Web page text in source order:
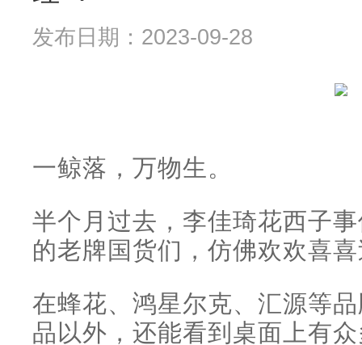
发布日期：2023-09-28
一鲸落，万物生。
半个月过去，李佳琦花西子
的老牌国货们，仿佛欢欢喜
在蜂花、鸿星尔克、汇源等
品以外，还能看到桌面上有